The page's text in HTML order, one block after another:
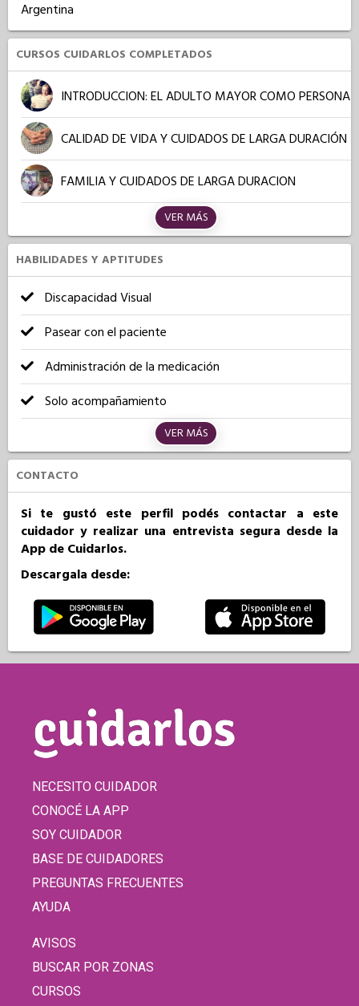
Argentina
CURSOS CUIDARLOS COMPLETADOS
INTRODUCCION: EL ADULTO MAYOR COMO PERSONA
CALIDAD DE VIDA Y CUIDADOS DE LARGA DURACIÓN
FAMILIA Y CUIDADOS DE LARGA DURACION
VER MÁS
HABILIDADES Y APTITUDES
Discapacidad Visual
Pasear con el paciente
Administración de la medicación
Solo acompañamiento
VER MÁS
CONTACTO
Si te gustó este perfil podés contactar a este
cuidador y realizar una entrevista segura desde la
App de Cuidarlos.
Descargala desde:
NECESITO CUIDADOR
CONOCÉ LA APP
SOY CUIDADOR
BASE DE CUIDADORES
PREGUNTAS FRECUENTES
AYUDA
AVISOS
BUSCAR POR ZONAS
CURSOS